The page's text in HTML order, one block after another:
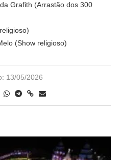
Grafith (Arrastão dos 300
(Show religioso)
13/05/2026